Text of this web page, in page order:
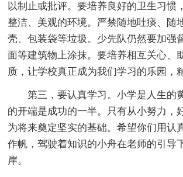
以制止或批评。要培养良好的卫生习惯
整洁、美观的环境。严禁随地吐痰、随
壳、包装袋等垃圾。少先队仍然要加强
面等建筑物上涂抹。要培养相互关心、
质，让学校真正成为我们学习的乐园，
第三，要认真学习。小学是人生的
的开端是成功的一半。只有从小努力，
为将来奠定坚实的基础。希望你们用认
作帆，驾驶着知识的小舟在老师的引导
岸。